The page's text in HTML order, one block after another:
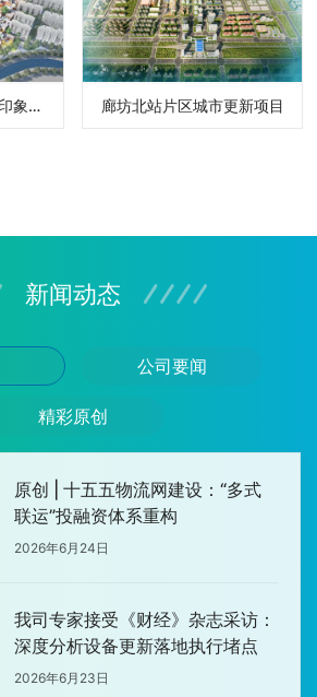
郑州管城回族区城南印象阜民里有机更新项目 廊坊北站片区城市更新项目
新闻动态
公司要闻
精彩原创
新型电网建设的核心赛道与资
原创 | 十五五物流网建设：“多式
联运”投融资体系重构
2026年6月24日
我司专家接受《财经》杂志采访：
深度分析设备更新落地执行堵点
2026年6月23日